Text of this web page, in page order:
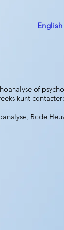
English
of
kunt
Rode